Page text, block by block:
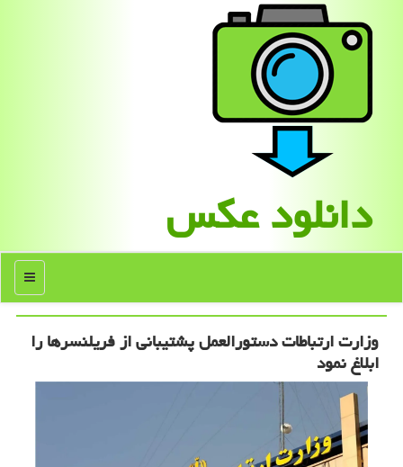
دانلود عكس
منو
وزارت ارتباطات دستورالعمل پشتیبانی از فریلنسرها را
ابلاغ نمود